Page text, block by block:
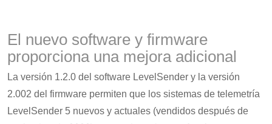
El nuevo software y firmware
proporciona una mejora adicional
La versión 1.2.0 del software LevelSender y la versión
2.002 del firmware permiten que los sistemas de telemetría
LevelSender 5 nuevos y actuales (vendidos después de